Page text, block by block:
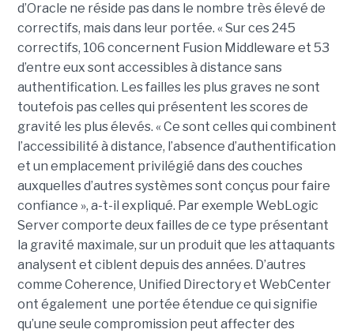
d’Oracle ne réside pas dans le nombre très élevé de
correctifs, mais dans leur portée. « Sur ces 245
correctifs, 106 concernent Fusion Middleware et 53
d’entre eux sont accessibles à distance sans
authentification. Les failles les plus graves ne sont
toutefois pas celles qui présentent les scores de
gravité les plus élevés. « Ce sont celles qui combinent
l’accessibilité à distance, l’absence d’authentification
et un emplacement privilégié dans des couches
auxquelles d’autres systèmes sont conçus pour faire
confiance », a-t-il expliqué. Par exemple WebLogic
Server comporte deux failles de ce type présentant
la gravité maximale, sur un produit que les attaquants
analysent et ciblent depuis des années. D’autres
comme Coherence, Unified Directory et WebCenter
ont également une portée étendue ce qui signifie
qu’une seule compromission peut affecter des